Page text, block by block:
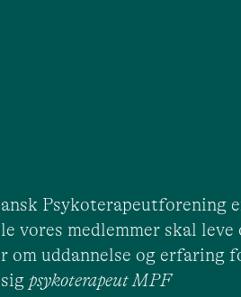
Psykoterapeutforening
vores medlemmer skal leve
uddannelse og erfaring
psykoterapeut MPF